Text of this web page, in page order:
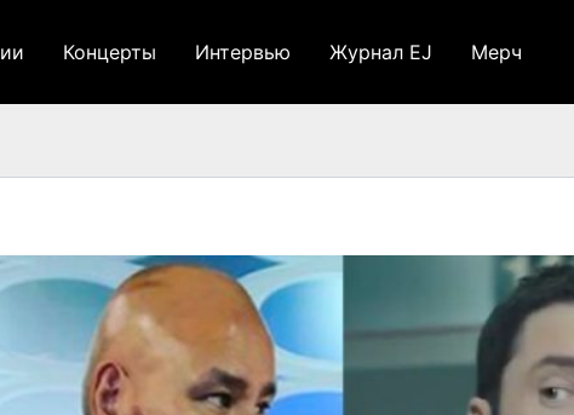
Концерты Интервью Журнал EJ Мерч